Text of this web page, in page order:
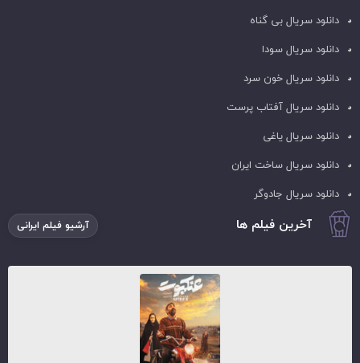
دانلود سریال بی گناه
دانلود سریال سودا
دانلود سریال خون سرد
دانلود سریال آفتاب پرست
دانلود سریال یاغی
دانلود سریال ساخت ایران
دانلود سریال جادوگر
آخرین فیلم ها آرشیو فیلم ایرانی